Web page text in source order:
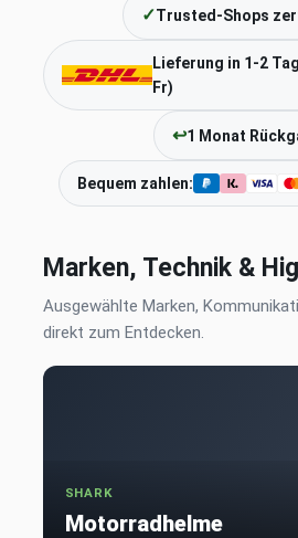
✓Trusted-Shops
Lieferung in 1-2
Fr)
↩1 Monat
Bequem zahlen:
Marken, Technik &
Ausgewählte Marken,
direkt zum Entdecken.
SHARK
Motorradhelme